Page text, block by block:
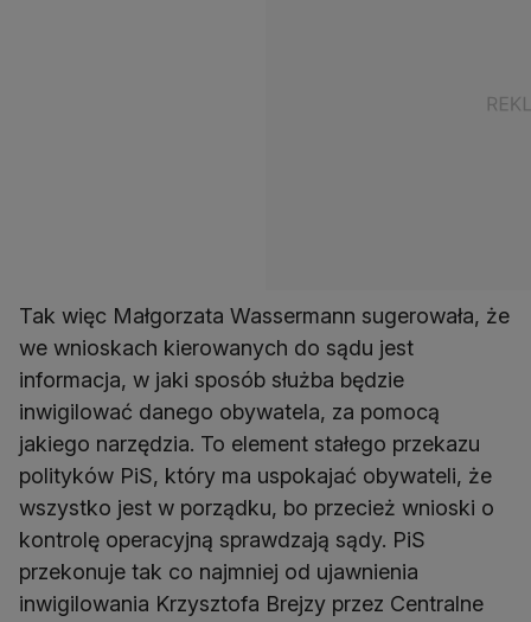
Tak więc Małgorzata Wassermann sugerowała, że
we wnioskach kierowanych do sądu jest
informacja, w jaki sposób służba będzie
inwigilować danego obywatela, za pomocą
jakiego narzędzia. To element stałego przekazu
polityków PiS, który ma uspokajać obywateli, że
wszystko jest w porządku, bo przecież wnioski o
kontrolę operacyjną sprawdzają sądy. PiS
przekonuje tak co najmniej od ujawnienia
inwigilowania Krzysztofa Brejzy przez Centralne